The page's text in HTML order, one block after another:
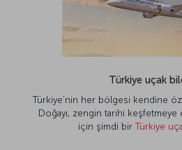
Türkiye uçak
Türkiye’nin her bölgesi kendine
Doğayı, zengin tarihi keşfetmeye
için şimdi birTürkiye